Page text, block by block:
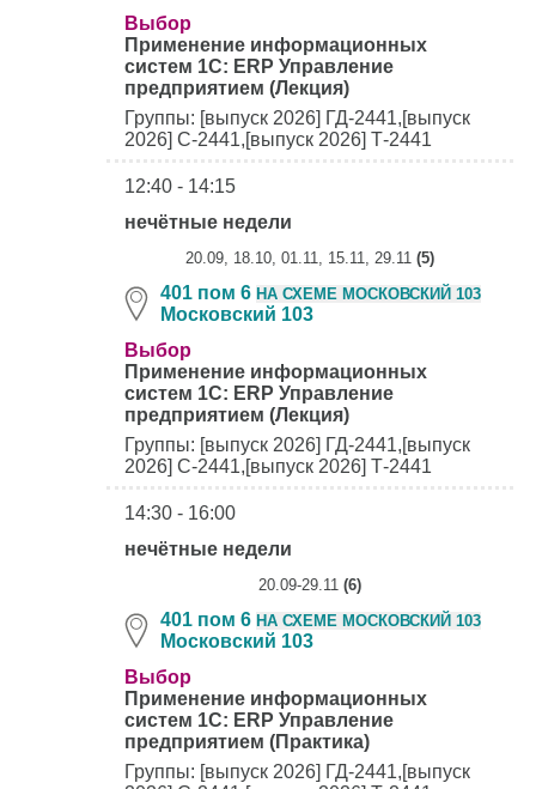
Выбор
Применение информационных
систем 1С: ERP Управление
предприятием (Лекция)
Группы: [выпуск 2026] ГД-2441,[выпуск
2026] С-2441,[выпуск 2026] Т-2441
12:40 - 14:15
нечётные недели
20.09, 18.10, 01.11, 15.11, 29.11 (5)
401 пом 6 НА СХЕМЕ МОСКОВСКИЙ 103
Московский 103
Выбор
Применение информационных
систем 1С: ERP Управление
предприятием (Лекция)
Группы: [выпуск 2026] ГД-2441,[выпуск
2026] С-2441,[выпуск 2026] Т-2441
14:30 - 16:00
нечётные недели
20.09-29.11 (6)
401 пом 6 НА СХЕМЕ МОСКОВСКИЙ 103
Московский 103
Выбор
Применение информационных
систем 1С: ERP Управление
предприятием (Практика)
Группы: [выпуск 2026] ГД-2441,[выпуск